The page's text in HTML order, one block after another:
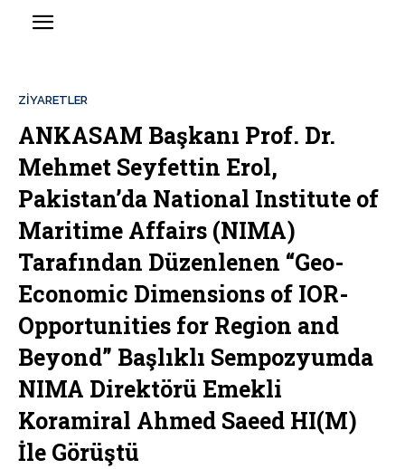
ZIYARETLER
ANKASAM Başkanı Prof. Dr.
Mehmet Seyfettin Erol,
Pakistan’da National Institute of
Maritime Affairs (NIMA)
Tarafından Düzenlenen “Geo-
Economic Dimensions of IOR-
Opportunities for Region and
Beyond” Başlıklı Sempozyumda
NIMA Direktörü Emekli
Koramiral Ahmed Saeed HI(M)
İle Görüştü